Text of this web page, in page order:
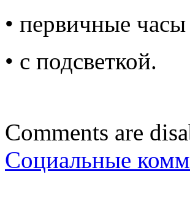
• первичные часы
• с подсветкой.
Comments are
Социальные